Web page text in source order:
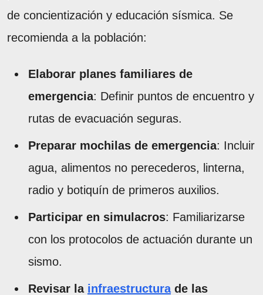
de concientización y educación sísmica. Se
recomienda a la población:
Elaborar planes familiares de
emergencia: Definir puntos de encuentro y
rutas de evacuación seguras.
Preparar mochilas de emergencia: Incluir
agua, alimentos no perecederos, linterna,
radio y botiquín de primeros auxilios.
Participar en simulacros: Familiarizarse
con los protocolos de actuación durante un
sismo.
Revisar la infraestructurade las